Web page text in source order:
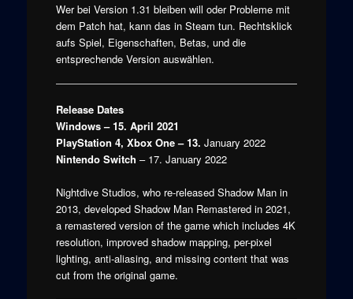
Wer bei Version 1.31 bleiben will oder Probleme mit
dem Patch hat, kann das in Steam tun. Rechtsklick
aufs Spiel, Eigenschaften, Betas, und die
entsprechende Version auswählen.
Release Dates
Windows – 15. April 2021
PlayStation 4, Xbox One – 13. January 2022
Nintendo Switch – 17. January 2022
Nightdive Studios, who re-released Shadow Man in
2013, developed Shadow Man Remastered in 2021,
a remastered version of the game which includes 4K
resolution, improved shadow mapping, per-pixel
lighting, anti-aliasing, and missing content that was
cut from the original game.